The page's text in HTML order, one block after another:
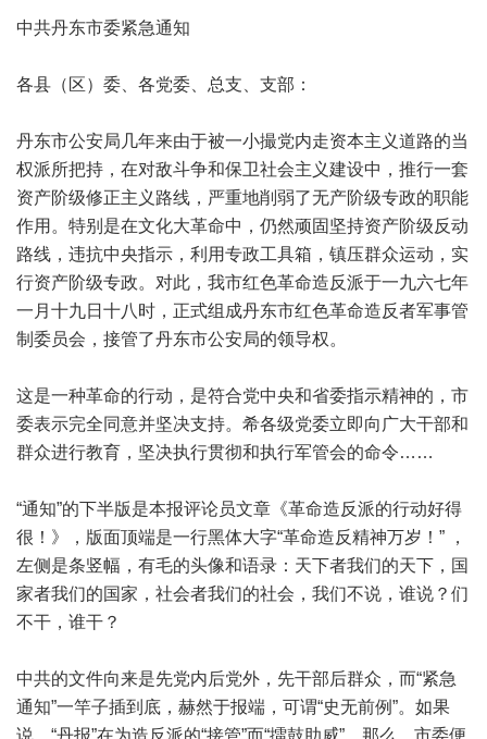
中共丹东市委紧急通知
各县（区）委、各党委、总支、支部：
丹东市公安局几年来由于被一小撮党内走资本主义道路的当
权派所把持，在对敌斗争和保卫社会主义建设中，推行一套
资产阶级修正主义路线，严重地削弱了无产阶级专政的职能
作用。特别是在文化大革命中，仍然顽固坚持资产阶级反动
路线，违抗中央指示，利用专政工具箱，镇压群众运动，实
行资产阶级专政。对此，我市红色革命造反派于一九六七年
一月十九日十八时，正式组成丹东市红色革命造反者军事管
制委员会，接管了丹东市公安局的领导权。
这是一种革命的行动，是符合党中央和省委指示精神的，市
委表示完全同意并坚决支持。希各级党委立即向广大干部和
群众进行教育，坚决执行贯彻和执行军管会的命令……
“通知”的下半版是本报评论员文章《革命造反派的行动好得
很！》，版面顶端是一行黑体大字“革命造反精神万岁！” ，
左侧是条竖幅，有毛的头像和语录：天下者我们的天下，国
家者我们的国家，社会者我们的社会，我们不说，谁说？们
不干，谁干？
中共的文件向来是先党内后党外，先干部后群众，而“紧急
通知”一竿子插到底，赫然于报端，可谓“史无前例”。如果
说，“丹报”在为造反派的“接管”而“擂鼓助威”，那么，市委便